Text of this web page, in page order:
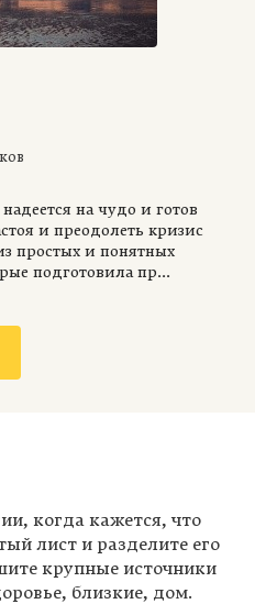
на чудо и готов
и преодолеть кризис
простых и понятных
подготовила пр...
когда кажется, что
лист и разделите его
крупные источники
близкие, дом.